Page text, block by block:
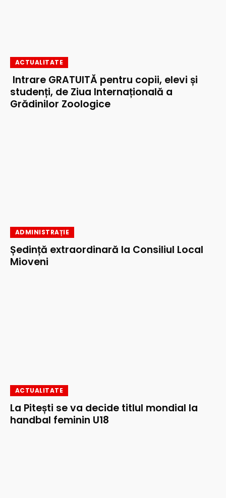
ACTUALITATE
Intrare GRATUITĂ pentru copii, elevi și
studenți, de Ziua Internațională a
Grădinilor Zoologice
ADMINISTRAȚIE
Ședință extraordinară la Consiliul Local
Mioveni
ACTUALITATE
La Pitești se va decide titlul mondial la
handbal feminin U18